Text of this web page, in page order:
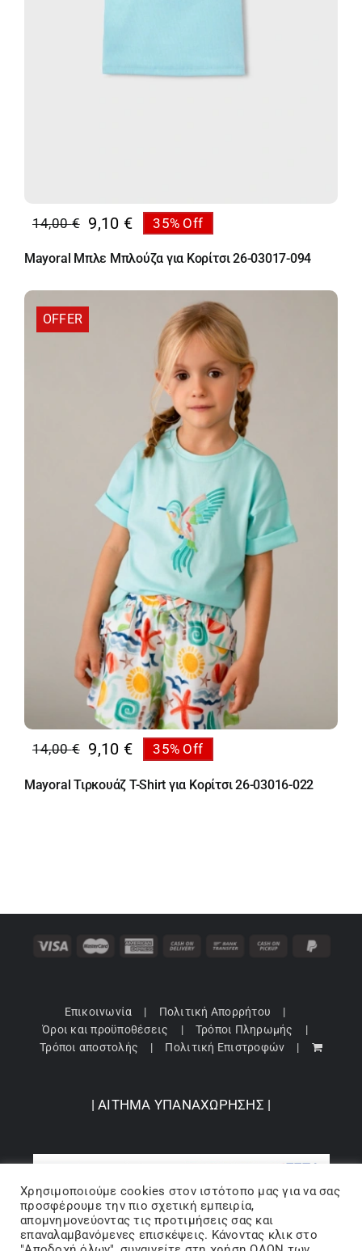
14,00€
Original
price
was:
14,00 €.
9,10 €
Η
τρέχουσα
τιμή
είναι:
9,10 €.
35% Off
Mayoral Μπλε Μπλούζα για Κορίτσι 26-03017-094
OFFER
14,00€
Original
price
was:
9,10 €
Η
τρέχουσα
τιμή
35% Off
Mayoral Τιρκουάζ T-Shirt για Κορίτσι 26-03016-022
Επικοινωνία
Πολιτική Απορρήτου
Όροι και προϋποθέσεις
Τρόποι Πληρωμής
Τρόποι αποστολής
Πολιτική Επιστροφών
| ΑΙΤΗΜΑ ΥΠΑΝΑΧΩΡΗΣΗΣ |
Χρησιμοποιούμε cookies στον ιστότοπo μας για να σας
προσφέρουμε την πιο σχετική εμπειρία,
απομνημονεύοντας τις προτιμήσεις σας και
επαναλαμβανόμενες επισκέψεις. Κάνοντας κλικ στο